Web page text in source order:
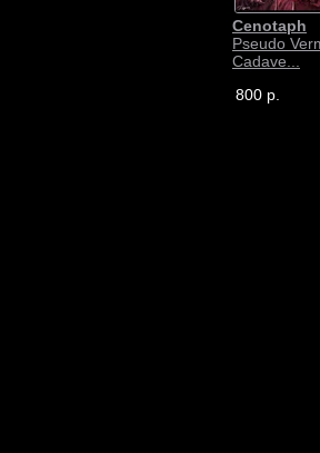
Cenotaph
Pseudo
Cadave...
800 р.